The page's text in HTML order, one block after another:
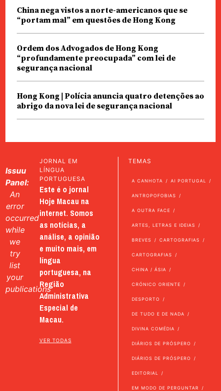
China nega vistos a norte-americanos que se
“portam mal” em questões de Hong Kong
Ordem dos Advogados de Hong Kong
“profundamente preocupada” com lei de
segurança nacional
Hong Kong | Polícia anuncia quatro detenções ao
abrigo da nova lei de segurança nacional
Issuu
Panel:
An
error
occurred
while
we
try
list
your
publications
JORNAL EM
LÍNGUA
PORTUGUESA
Este é o jornal
Hoje Macau na
internet. Somos
as notícias, a
análise, a opinião
e muito mais, em
língua
portuguesa, na
Região
Administrativa
Especial de
Macau.
VER TODAS
TEMAS
A CANHOTA AI PORTUGAL
ANTROPOFOBIAS
A OUTRA FACE
ARTES, LETRAS E IDEIAS
BREVES CARTOGRAFIAS
CARTOGRAFIAS
CHINA / ÁSIA
CRÓNICO ORIENTE
DESPORTO
DE TUDO E DE NADA
DIVINA COMÉDIA
DIÁRIOS DE PRÓSPERO
DIÁRIOS DE PRÓSPERO
EDITORIAL
EM MODO DE PERGUNTAR